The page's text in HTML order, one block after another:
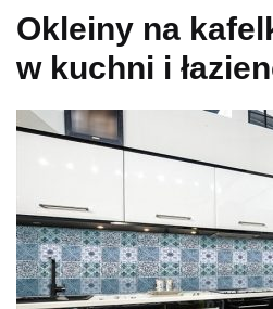
Okleiny na
w kuchni i